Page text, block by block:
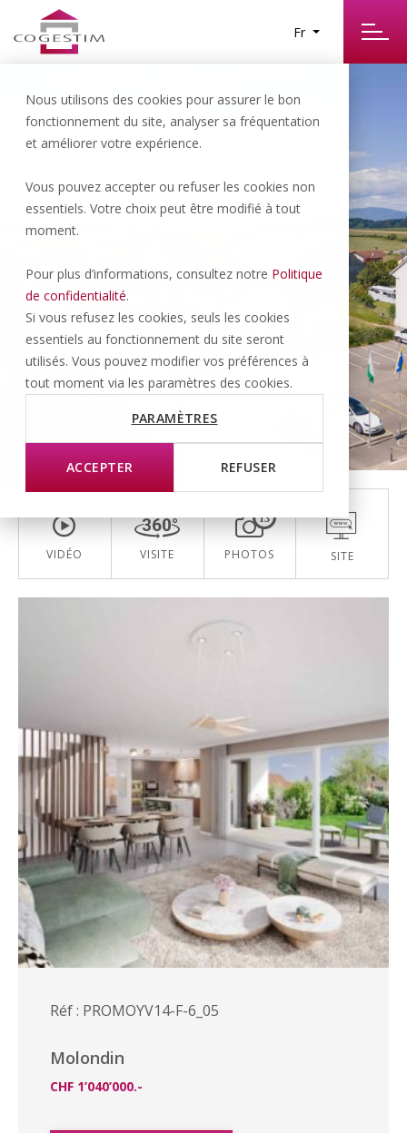
Nous utilisons des cookies pour assurer le bon
fonctionnement du site, analyser sa fréquentation
et améliorer votre expérience.
Vous pouvez accepter ou refuser les cookies non
essentiels. Votre choix peut être modifié à tout
moment.
Pour plus d’informations, consultez notre Politique
de confidentialité.
Si vous refusez les cookies, seuls les cookies
essentiels au fonctionnement du site seront
utilisés. Vous pouvez modifier vos préférences à
tout moment via les paramètres des cookies.
PARAMÈTRES
ACCEPTER REFUSER
Fr
Molondin | 1’040’000.- CHF
Villa individuelle de 4.5 pièces
4.5 P 2
Chantier en cours
VIDÉO VISITE
13
PHOTOS SITE
Réf : PROMOYV14-F-6_05
Molondin
CHF 1’040’000.-